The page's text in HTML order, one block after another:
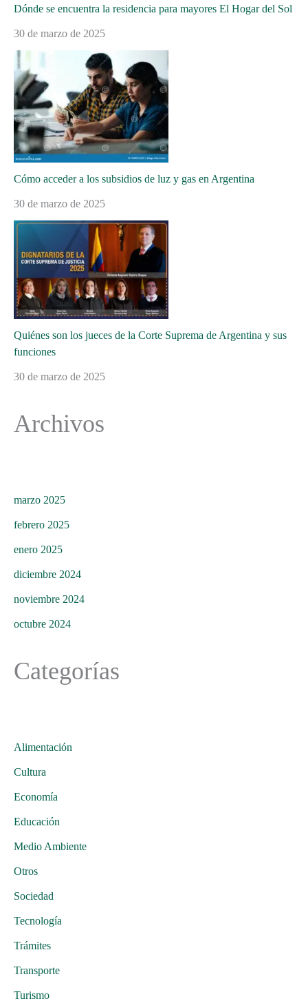
Dónde se encuentra la residencia para mayores El Hogar del Sol
30 de marzo de 2025
Cómo acceder a los subsidios de luz y gas en Argentina
30 de marzo de 2025
Quiénes son los jueces de la Corte Suprema de Argentina y sus
funciones
30 de marzo de 2025
Archivos
marzo 2025
febrero 2025
enero 2025
diciembre 2024
noviembre 2024
octubre 2024
Categorías
Alimentación
Cultura
Economía
Educación
Medio Ambiente
Otros
Sociedad
Tecnología
Trámites
Transporte
Turismo